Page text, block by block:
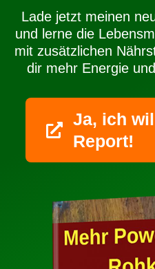
Lade jetzt meinen
und lerne die
mit zusätzlichen
dir mehr Energie
Ja, ich
Report!